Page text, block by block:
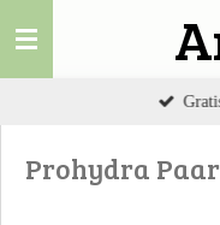
Ga
direct
Prohydra